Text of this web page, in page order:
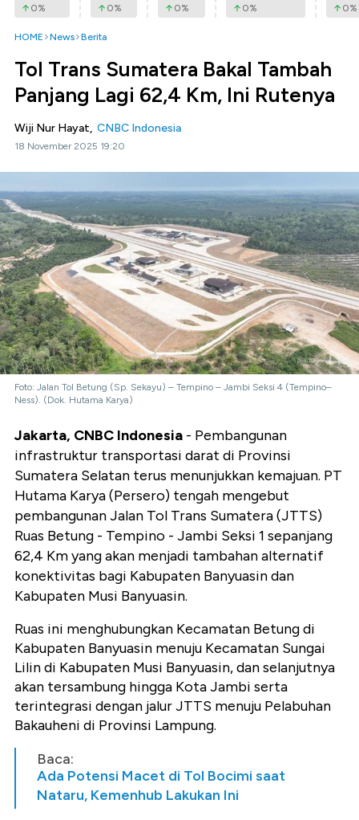
0% 0% 0% 0% 0%
HOME News Berita
Tol Trans Sumatera Bakal Tambah
Panjang Lagi 62,4 Km, Ini Rutenya
Wiji Nur Hayat, CNBC Indonesia
18 November 2025 19:20
Foto: Jalan Tol Betung (Sp. Sekayu) – Tempino – Jambi Seksi 4 (Tempino–
Ness). (Dok. Hutama Karya)
Jakarta, CNBC Indonesia - Pembangunan
infrastruktur transportasi darat di Provinsi
Sumatera Selatan terus menunjukkan kemajuan. PT
Hutama Karya (Persero) tengah mengebut
pembangunan Jalan Tol Trans Sumatera (JTTS)
Ruas Betung - Tempino - Jambi Seksi 1 sepanjang
62,4 Km yang akan menjadi tambahan alternatif
konektivitas bagi Kabupaten Banyuasin dan
Kabupaten Musi Banyuasin.
Ruas ini menghubungkan Kecamatan Betung di
Kabupaten Banyuasin menuju Kecamatan Sungai
Lilin di Kabupaten Musi Banyuasin, dan selanjutnya
akan tersambung hingga Kota Jambi serta
terintegrasi dengan jalur JTTS menuju Pelabuhan
Bakauheni di Provinsi Lampung.
Baca:
Ada Potensi Macet di Tol Bocimi saat
Nataru, Kemenhub Lakukan Ini